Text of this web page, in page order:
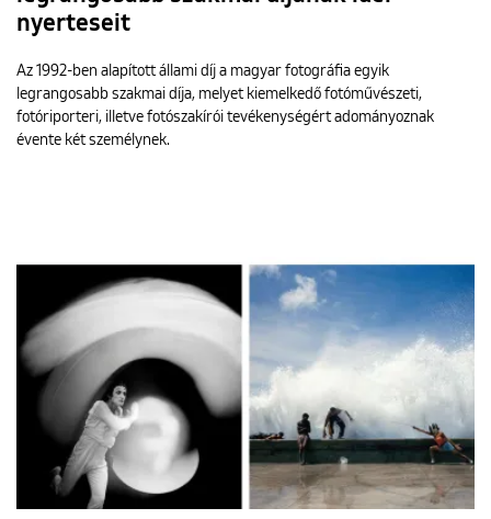
nyerteseit
Az 1992-ben alapított állami díj a magyar fotográfia egyik
legrangosabb szakmai díja, melyet kiemelkedő fotóművészeti,
fotóriporteri, illetve fotószakírói tevékenységért adományoznak
évente két személynek.